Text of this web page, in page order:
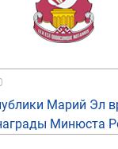
Марий Эл
Минюста